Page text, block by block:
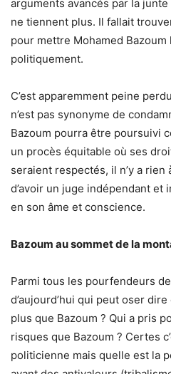
arguments avancés par la
ne tiennent plus. Il fallait
pour mettre Mohamed Bazoum
politiquement.
C’est apparemment peine
n’est pas synonyme de
Bazoum pourra être poursuivi
un procès équitable où ses
seraient respectés, il n’y a
d’avoir un juge indépendant
en son âme et conscience.
Bazoum au sommet de la
Parmi tous les pourfendeurs
d’aujourd’hui qui peut oser
plus que Bazoum ? Qui a pris
risques que Bazoum ? Certes
politicienne mais quelle est la